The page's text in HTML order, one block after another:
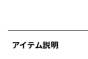
アイテム説明